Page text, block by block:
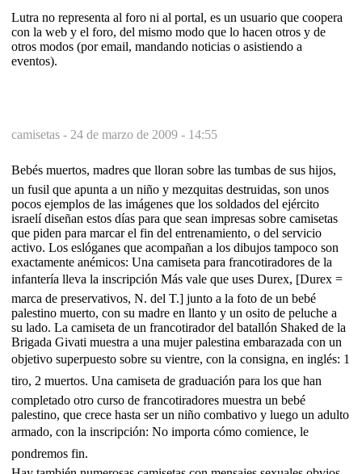
Lutra no representa al foro ni al portal, es un usuario que coopera
con la web y el foro, del mismo modo que lo hacen otros y de
otros modos (por email, mandando noticias o asistiendo a
eventos).
camisetas - 24 de marzo de 2009 - 14:55
Bebés muertos, madres que lloran sobre las tumbas de sus hijos,
un fusil que apunta a un niño y mezquitas destruidas, son unos
pocos ejemplos de las imágenes que los soldados del ejército
israelí diseñan estos días para que sean impresas sobre camisetas
que piden para marcar el fin del entrenamiento, o del servicio
activo. Los eslóganes que acompañan a los dibujos tampoco son
exactamente anémicos: Una camiseta para francotiradores de la
infantería lleva la inscripción Más vale que uses Durex, [Durex =
marca de preservativos, N. del T.] junto a la foto de un bebé
palestino muerto, con su madre en llanto y un osito de peluche a
su lado. La camiseta de un francotirador del batallón Shaked de la
Brigada Givati muestra a una mujer palestina embarazada con un
objetivo superpuesto sobre su vientre, con la consigna, en inglés: 1
tiro, 2 muertos. Una camiseta de graduación para los que han
completado otro curso de francotiradores muestra un bebé
palestino, que crece hasta ser un niño combativo y luego un adulto
armado, con la inscripción: No importa cómo comience, le
pondremos fin.